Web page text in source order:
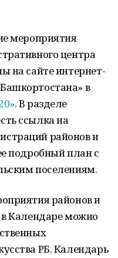
мероприятия
центра
на сайте интернет-
в
. В разделе
ссылка на
районов и
подробный план с
поселениям.
районов и
Календаре можно
РБ. Календарь